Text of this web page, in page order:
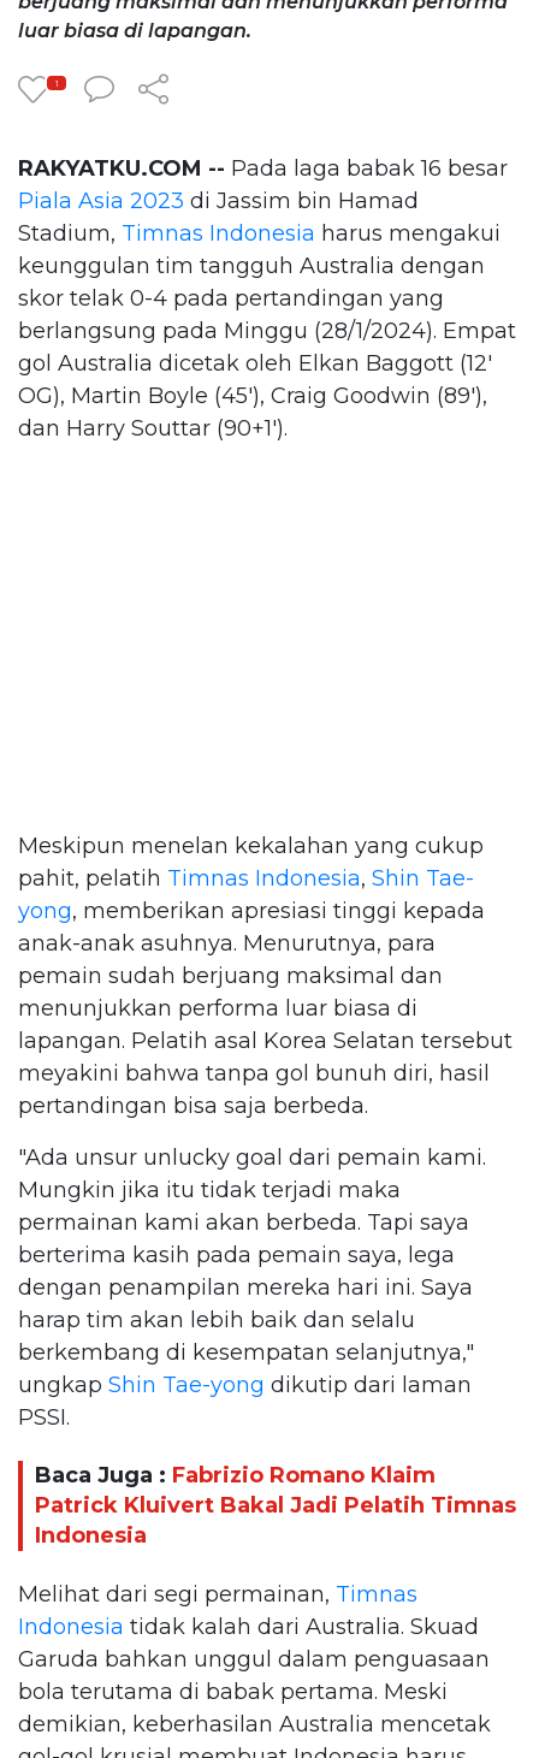
luar biasa di lapangan.
1
RAKYATKU.COM -- Pada laga babak 16 besar
Piala Asia 2023 di Jassim bin Hamad
Stadium, Timnas Indonesia harus mengakui
keunggulan tim tangguh Australia dengan
skor telak 0-4 pada pertandingan yang
berlangsung pada Minggu (28/1/2024). Empat
gol Australia dicetak oleh Elkan Baggott (12'
OG), Martin Boyle (45'), Craig Goodwin (89'),
dan Harry Souttar (90+1').
Meskipun menelan kekalahan yang cukup
pahit, pelatih Timnas Indonesia, Shin Tae-
yong, memberikan apresiasi tinggi kepada
anak-anak asuhnya. Menurutnya, para
pemain sudah berjuang maksimal dan
menunjukkan performa luar biasa di
lapangan. Pelatih asal Korea Selatan tersebut
meyakini bahwa tanpa gol bunuh diri, hasil
pertandingan bisa saja berbeda.
"Ada unsur unlucky goal dari pemain kami.
Mungkin jika itu tidak terjadi maka
permainan kami akan berbeda. Tapi saya
berterima kasih pada pemain saya, lega
dengan penampilan mereka hari ini. Saya
harap tim akan lebih baik dan selalu
berkembang di kesempatan selanjutnya,"
ungkap Shin Tae-yong dikutip dari laman
PSSI.
Baca Juga : Fabrizio Romano Klaim
Patrick Kluivert Bakal Jadi Pelatih Timnas
Indonesia
Melihat dari segi permainan, Timnas
Indonesia tidak kalah dari Australia. Skuad
Garuda bahkan unggul dalam penguasaan
bola terutama di babak pertama. Meski
demikian, keberhasilan Australia mencetak